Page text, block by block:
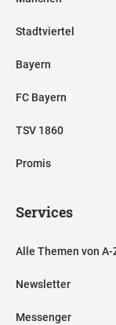
Stadtviertel
Bayern
FC Bayern
TSV 1860
Promis
Services
Alle Themen von A-
Newsletter
Messenger